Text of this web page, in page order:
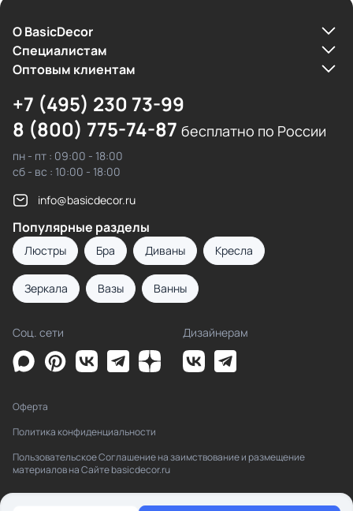
О BasicDecor
Cпециалистам
Оптовым клиентам
+7 (495) 230 73-99
8 (800) 775-74-87 бесплатно по России
пн - пт : 09:00 - 18:00
сб - вс : 10:00 - 18:00
info@basicdecor.ru
Популярные разделы
Люстры Бра Диваны Кресла
Зеркала Вазы Ванны
Соц. сети Дизайнерам
Оферта
Политика конфиденциальности
Пользовательское Соглашение на заимствование и размещение
материалов на Сайте basicdecor.ru